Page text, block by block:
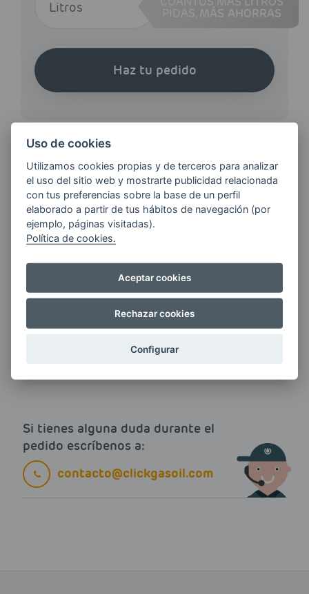
MÁS AHORRAS
Haz tu pedido
¿QUIERES ESTAR AL DÍA DE
LAS
ÚLTIMAS NOVEDADES?
Más información
Si tienes alguna duda durante el
pedido escríbenos a:
contacto@clickgasoil.com
Uso de cookies
Utilizamos cookies propias y de terceros para analizar
el uso del sitio web y mostrarte publicidad relacionada
con tus preferencias sobre la base de un perfil
elaborado a partir de tus hábitos de navegación (por
ejemplo, páginas visitadas).
Política de cookies.
Aceptar cookies
Rechazar cookies
Configurar